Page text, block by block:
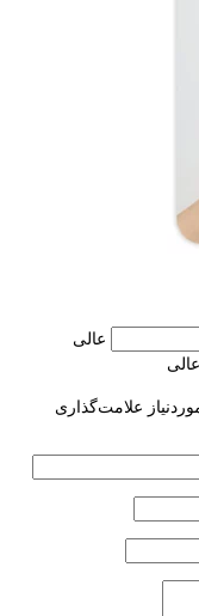
عالی
عالی
علامت‌گذاری